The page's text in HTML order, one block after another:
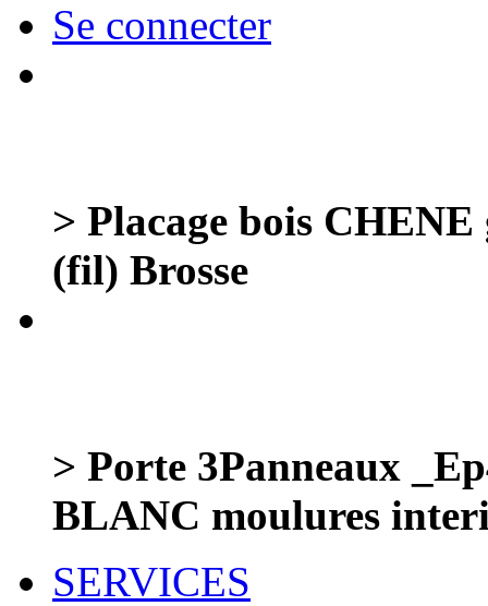
Se connecter
> Placage bois
(fil) Brosse
> Porte 3Panneaux
BLANC moulures
SERVICES